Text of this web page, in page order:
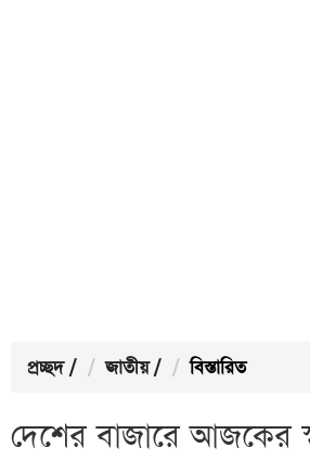
প্রচ্ছদ / জাতীয় / বিস্তারিত
দেশের বাজারে আজকের